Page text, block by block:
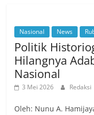
Nasional News
Politik
Hilangnya
Nasional
3 Mei 2026 Redaksi
Oleh: Nunu A.